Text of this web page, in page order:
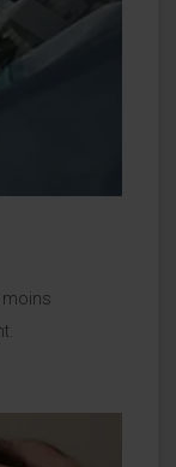
moins